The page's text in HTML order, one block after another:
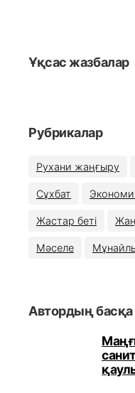
Ұқсас жазбалар
Рубрикалар
Рухани жаңғыру
Сұхбат
Жастар беті
Мәселе
Автордың